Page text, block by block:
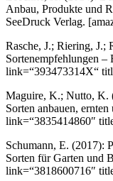
Anbau, Produkte und
SeeDruck Verlag.
Rasche, J.; Riering,
Sortenempfehlungen –
link=“393473314X“
Maguire, K.; Nutto, K.
Sorten anbauen,
link=“3835414860″
Schumann, E. (2017):
Sorten für Garten und
link=“3818600716″